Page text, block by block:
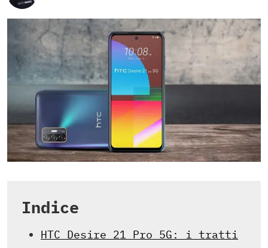
Indice
HTC Desire 21 Pro 5G: i tratti